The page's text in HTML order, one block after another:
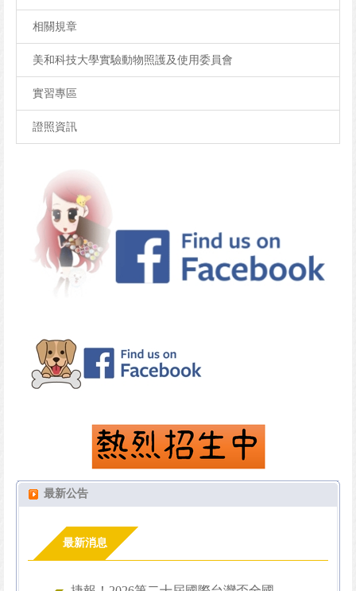
相關規章
美和科技大學實驗動物照護及使用委員會
實習專區
證照資訊
最新公告
最新消息